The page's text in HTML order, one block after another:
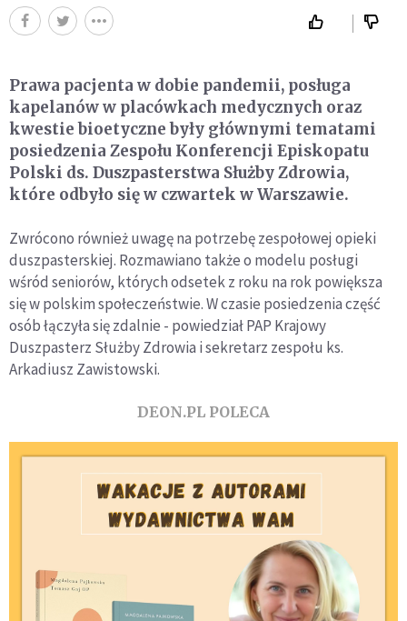
Prawa pacjenta w dobie pandemii, posługa
kapelanów w placówkach medycznych oraz
kwestie bioetyczne były głównymi tematami
posiedzenia Zespołu Konferencji Episkopatu
Polski ds. Duszpasterstwa Służby Zdrowia,
które odbyło się w czwartek w Warszawie.
Zwrócono również uwagę na potrzebę zespołowej opieki
duszpasterskiej. Rozmawiano także o modelu posługi
wśród seniorów, których odsetek z roku na rok powiększa
się w polskim społeczeństwie. W czasie posiedzenia część
osób łączyła się zdalnie - powiedział PAP Krajowy
Duszpasterz Służby Zdrowia i sekretarz zespołu ks.
Arkadiusz Zawistowski.
DEON.PL POLECA